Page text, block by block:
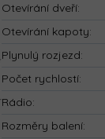
Otevírání dveří:
Otevírání kapoty:
Plynulý rozjezd:
Počet rychlostí:
Rádio:
Rozměry balení: